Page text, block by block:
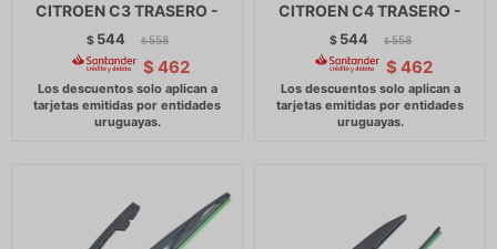
CITROEN C3 TRASERO -
$ 544 $ 558
$ 462
CITROEN C4 TRASERO -
$ 544 $ 558
$ 462